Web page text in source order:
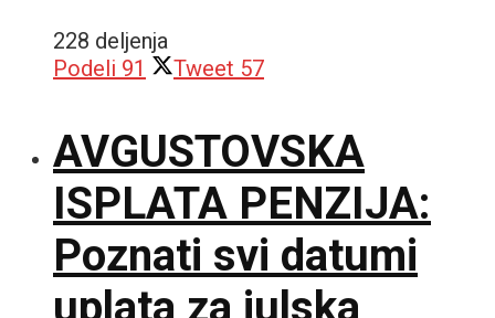
228 deljenja
Podeli 91 Tweet 57
AVGUSTOVSKA
ISPLATA PENZIJA:
Poznati svi datumi
uplata za julska